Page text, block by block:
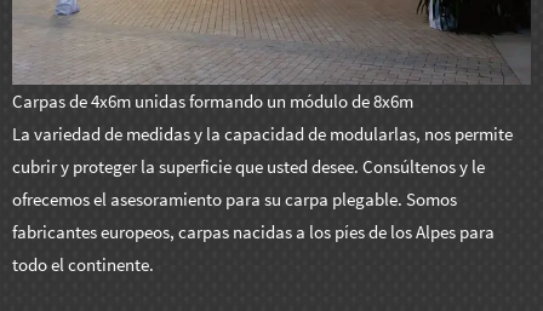
Carpas de 4x6m unidas formando un módulo de 8x6m
La variedad de medidas y la capacidad de modularlas, nos permite
cubrir y proteger la superficie que usted desee. Consúltenos y le
ofrecemos el asesoramiento para su carpa plegable. Somos
fabricantes europeos, carpas nacidas a los píes de los Alpes para
todo el continente.